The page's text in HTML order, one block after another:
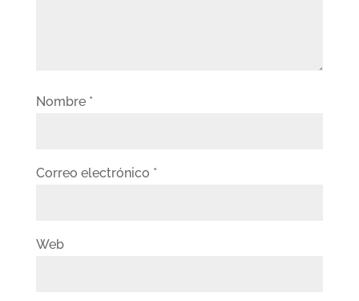
Nombre *
Correo electrónico *
Web